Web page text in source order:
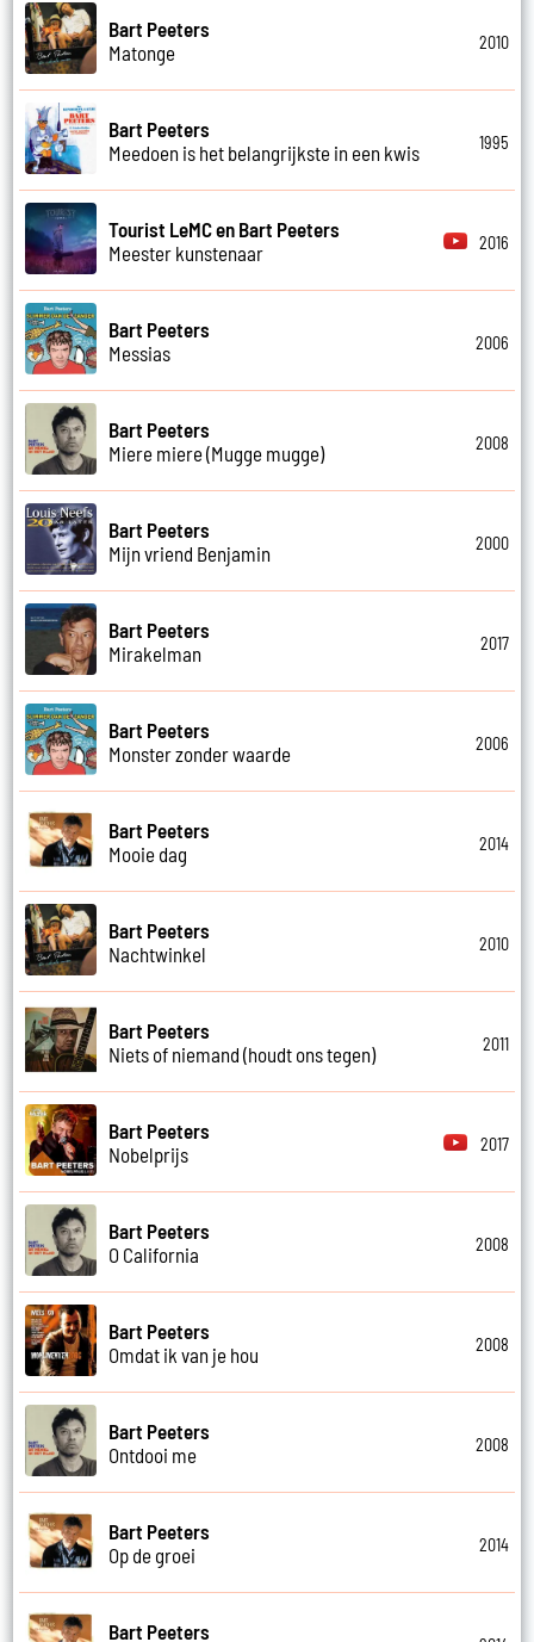
Bart Peeters
Matonge
2010
Bart Peeters
Meedoen is het belangrijkste in een kwis
1995
Tourist LeMC en Bart Peeters
Meester kunstenaar
2016
Bart Peeters
Messias
2006
Bart Peeters
Miere miere (Mugge mugge)
2008
Bart Peeters
Mijn vriend Benjamin
2000
Bart Peeters
Mirakelman
2017
Bart Peeters
Monster zonder waarde
2006
Bart Peeters
Mooie dag
2014
Bart Peeters
Nachtwinkel
2010
Bart Peeters
Niets of niemand (houdt ons tegen)
2011
Bart Peeters
Nobelprijs
2017
Bart Peeters
O California
2008
Bart Peeters
Omdat ik van je hou
2008
Bart Peeters
Ontdooi me
2008
Bart Peeters
Op de groei
2014
Bart Peeters